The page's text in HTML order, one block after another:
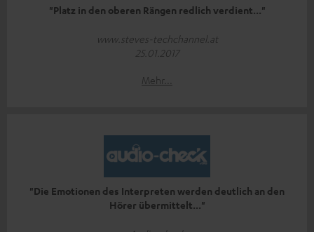
"Platz in den oberen Rängen redlich verdient..."
www.steves-techchannel.at
25.01.2017
Mehr...
"Die Emotionen des Interpreten werden deutlich an den
Hörer übermittelt..."